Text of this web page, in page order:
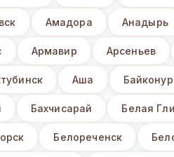
Амадора Анадырь
Армавир Арсеньев
Аша Байконур
Бахчисарай Белая
Белореченск